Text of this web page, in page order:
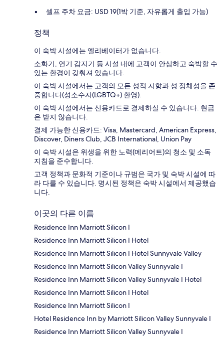
셀프 주차 요금: USD 19(1박 기준, 자유롭게 출입 가능)
정책
이 숙박 시설에는 엘리베이터가 없습니다.
소화기, 연기 감지기 등 시설 내에 고객이 안심하고 숙박할 수
있는 환경이 갖춰져 있습니다.
이 숙박 시설에서는 고객의 모든 성적 지향과 성 정체성을 존
중합니다(성소수자(LGBTQ+) 환영).
이 숙박 시설에서는 신용카드로 결제하실 수 있습니다. 현금
은 받지 않습니다.
결제 가능한 신용카드: Visa, Mastercard, American Express,
Discover, Diners Club, JCB International, Union Pay
이 숙박 시설은 위생을 위한 노력(메리어트)의 청소 및 소독
지침을 준수합니다.
고객 정책과 문화적 기준이나 규범은 국가 및 숙박 시설에 따
라 다를 수 있습니다. 명시된 정책은 숙박 시설에서 제공했습
니다.
이곳의 다른 이름
Residence Inn Marriott Silicon I
Residence Inn Marriott Silicon I Hotel
Residence Inn Marriott Silicon I Hotel Sunnyvale Valley
Residence Inn Marriott Silicon Valley Sunnyvale I
Residence Inn Marriott Silicon Valley Sunnyvale I Hotel
Residence Inn Marriott Silicon I Hotel
Residence Inn Marriott Silicon I
Hotel Residence Inn by Marriott Silicon Valley Sunnyvale I
Residence Inn Marriott Silicon Valley Sunnyvale I